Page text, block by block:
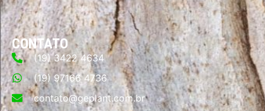
CONTATO
(19) 3422 4634
(19) 97166 4736
contato@geplant.com.br